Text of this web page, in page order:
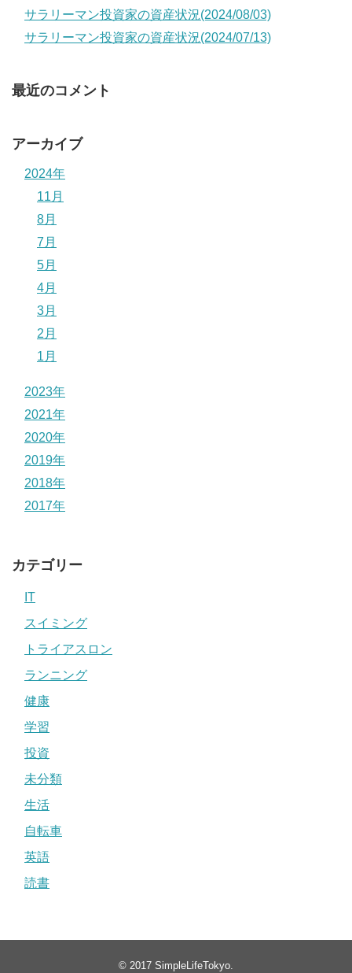
サラリーマン投資家の資産状況(2024/08/03)
サラリーマン投資家の資産状況(2024/07/13)
最近のコメント
アーカイブ
2024年
11月
8月
7月
5月
4月
3月
2月
1月
2023年
2021年
2020年
2019年
2018年
2017年
カテゴリー
IT
スイミング
トライアスロン
ランニング
健康
学習
投資
未分類
生活
自転車
英語
読書
© 2017 SimpleLifeTokyo.